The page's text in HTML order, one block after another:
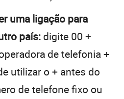
uma ligação para
país: digite 00 +
de telefonia +
utilizar o + antes do
de telefone fixo ou